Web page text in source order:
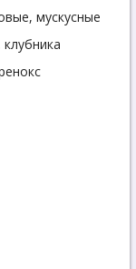
мускусные